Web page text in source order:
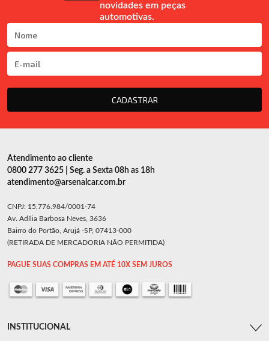
novidades em peças
automotivas.
CADASTRAR
Atendimento ao cliente
0800 277 3625 | Seg. a Sexta 08h as 18h
atendimento@arsenalcar.com.br
CNPJ: 15.776.984/0001-74
Av. Adília Barbosa Neves, 3636
Bairro do Portão, Arujá -SP, 07413-000
(RETIRADA DE MERCADORIA NÃO PERMITIDA)
PAGUE SUAS COMPRAS EM ATÉ 10X SEM JUROS
INSTITUCIONAL